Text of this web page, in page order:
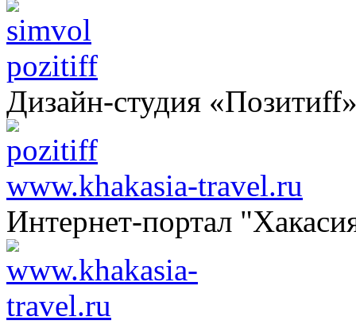
pozitiff
Дизайн-студия
www.khakasia-travel.ru
Интернет-портал